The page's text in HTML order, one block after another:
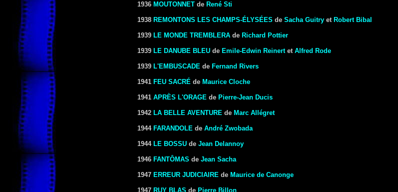
1936 MOUTONNET de René Sti
1938 REMONTONS LES CHAMPS-ÉLYSÉES de Sacha Guitry et Robert Bibal
1939 LE MONDE TREMBLERA de Richard Pottier
1939 LE DANUBE BLEU de Emile-Edwin Reinertet Alfred Rode
1939 L'EMBUSCADE de Fernand Rivers
1941 FEU SACRÉ de Maurice Cloche
1941 APRÈS L'ORAGE de Pierre-Jean Ducis
1942 LA BELLE AVENTURE de Marc Allégret
1944 FARANDOLE de André Zwobada
1944 LE BOSSU de Jean Delannoy
1946 FANTÔMAS de Jean Sacha
1947 ERREUR JUDICIAIRE de Maurice de Canonge
1947 RUY BLAS de Pierre Billon